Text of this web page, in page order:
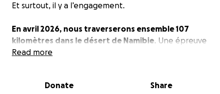
Et surtout, il y a l’engagement.
En avril 2026, nous traverserons ensemble 107
kilomètres dans le désert de Namibie. Une épreuve
que nous avons choisie volontairement, pour
Ce projet, c’est notre manière d’apporter notre
Read more
Donate Share